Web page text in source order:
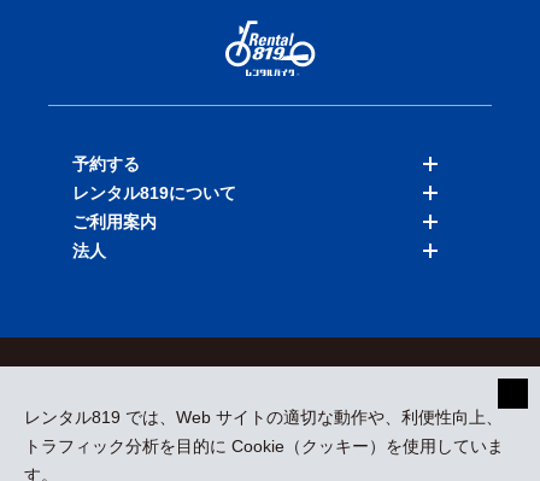
レンタル819 では、Web サイトの適切な動作や、利便性向上、
トラフィック分析を目的に Cookie（クッキー）を使用していま
す。
予約する
バイクを探す
店舗を探す
レンタル819について
料金表
ご利用案内
法人
採用情報
プレスリリース